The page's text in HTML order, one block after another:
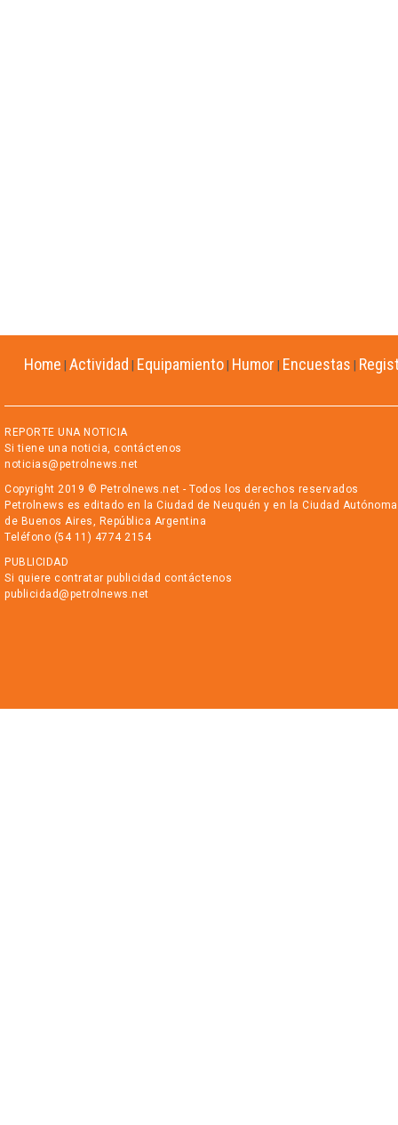
Home Actividad Equipamiento Humor Encuestas
REPORTE UNA NOTICIA
Si tiene una noticia, contáctenos
noticias@petrolnews.net
Copyright 2019 © Petrolnews.net - Todos los derechos reservados
Petrolnews es editado en la Ciudad de Neuquén y en la Ciudad Autónoma
de Buenos Aires, República Argentina
Teléfono (54 11) 4774 2154
PUBLICIDAD
Si quiere contratar publicidad contáctenos
publicidad@petrolnews.net